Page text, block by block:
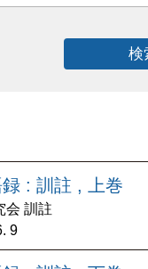
検
: 訓註 , 上巻
会 訓註
9